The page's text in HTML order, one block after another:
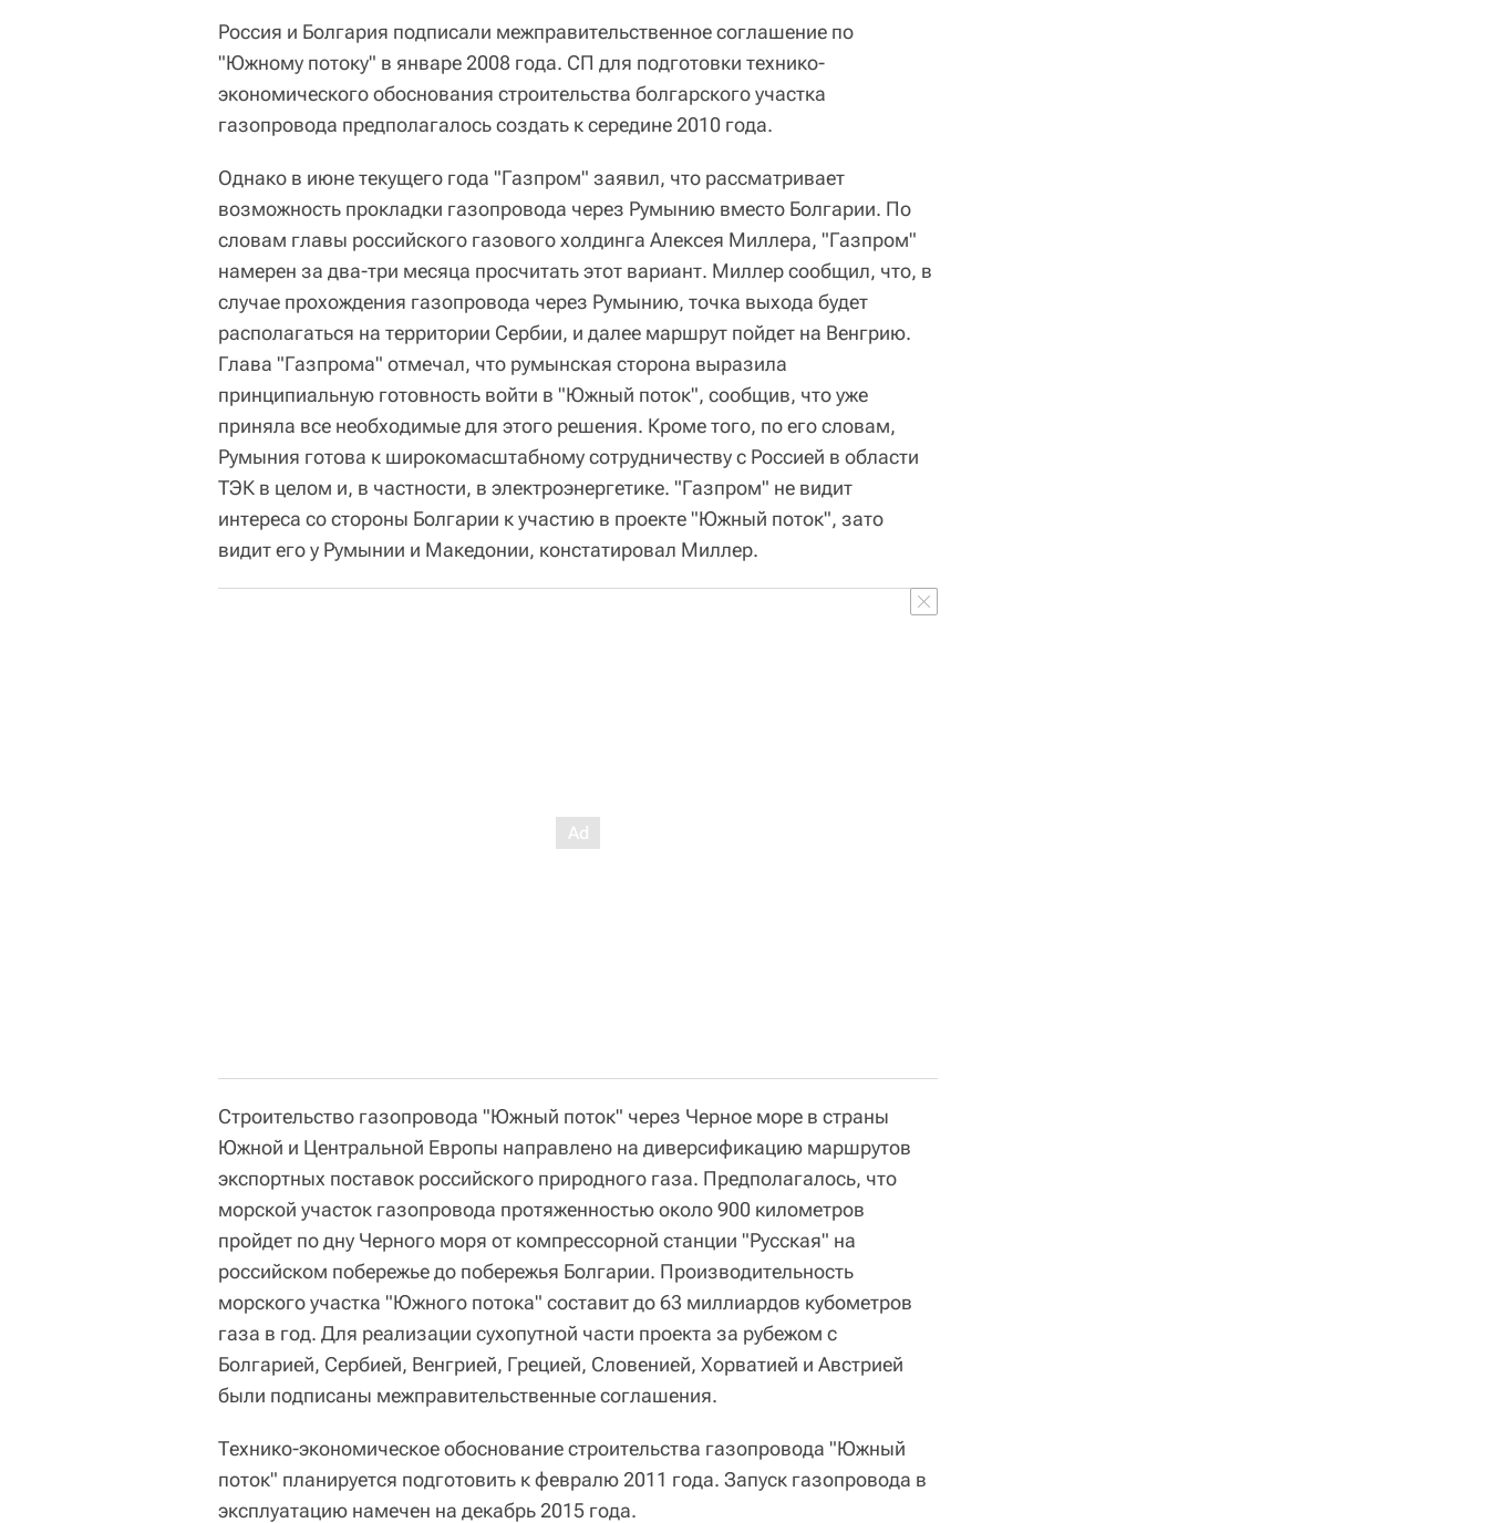
Россия и Болгария подписали межправительственное соглашение по
"Южному потоку" в январе 2008 года. СП для подготовки технико-
экономического обоснования строительства болгарского участка
газопровода предполагалось создать к середине 2010 года.
Однако в июне текущего года "Газпром" заявил, что рассматривает
возможность прокладки газопровода через Румынию вместо Болгарии. По
словам главы российского газового холдинга Алексея Миллера, "Газпром"
намерен за два-три месяца просчитать этот вариант. Миллер сообщил, что, в
случае прохождения газопровода через Румынию, точка выхода будет
располагаться на территории Сербии, и далее маршрут пойдет на Венгрию.
Глава "Газпрома" отмечал, что румынская сторона выразила
принципиальную готовность войти в "Южный поток", сообщив, что уже
приняла все необходимые для этого решения. Кроме того, по его словам,
Румыния готова к широкомасштабному сотрудничеству с Россией в области
ТЭК в целом и, в частности, в электроэнергетике. "Газпром" не видит
интереса со стороны Болгарии к участию в проекте "Южный поток", зато
видит его у Румынии и Македонии, констатировал Миллер.
Строительство газопровода "Южный поток" через Черное море в страны
Южной и Центральной Европы направлено на диверсификацию маршрутов
экспортных поставок российского природного газа. Предполагалось, что
морской участок газопровода протяженностью около 900 километров
пройдет по дну Черного моря от компрессорной станции "Русская" на
российском побережье до побережья Болгарии. Производительность
морского участка "Южного потока" составит до 63 миллиардов кубометров
газа в год. Для реализации сухопутной части проекта за рубежом с
Болгарией, Сербией, Венгрией, Грецией, Словенией, Хорватией и Австрией
были подписаны межправительственные соглашения.
Технико-экономическое обоснование строительства газопровода "Южный
поток" планируется подготовить к февралю 2011 года. Запуск газопровода в
эксплуатацию намечен на декабрь 2015 года.